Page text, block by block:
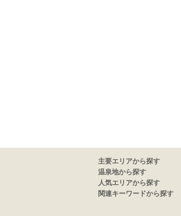
主要エリアから探す
温泉地から探す
人気エリアから探す
関連キーワードから探す